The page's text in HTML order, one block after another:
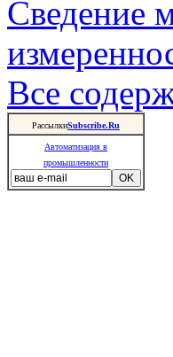
Сведение
Все
РассылкиSubscribe.Ru
Автоматизация в
промышленности